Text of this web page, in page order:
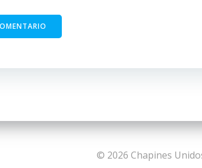
© 2026 Chapines